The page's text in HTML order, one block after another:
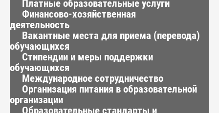
Платные образовательные услуги
Финансово-хозяйственная
деятельность
Вакантные места для приема (перевода)
обучающихся
Стипендии и меры поддержки
обучающихся
Международное сотрудничество
Организация питания в образовательной
организации
Образовательные стандарты и